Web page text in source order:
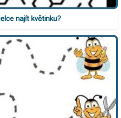
najít květinku?